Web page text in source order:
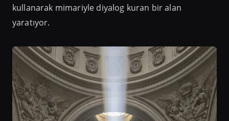
kullanarak mimariyle diyalog kuran bir alan
yaratıyor.